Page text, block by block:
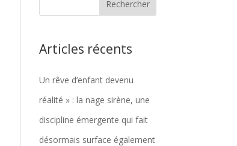
Articles récents
Un rêve d’enfant devenu
réalité » : la nage sirène, une
discipline émergente qui fait
désormais surface également